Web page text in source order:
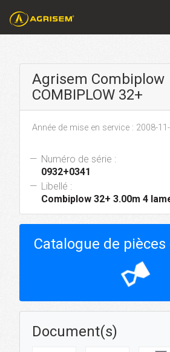
Agrisem Combiplow
COMBIPLOW 32+
Année de mise en service : 2008-
Numéro de série :
0932+0341
Libellé :
Combiplow 32+ 3.00m 4
Catalogue de
hourglass_top
Document(s)